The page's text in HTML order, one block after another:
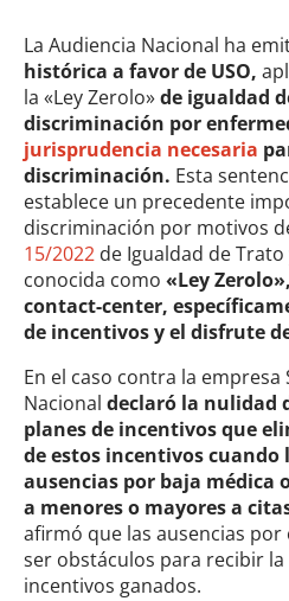
La Audiencia Nacional ha
histórica a favor de USO,
la «Ley Zerolo»de igualdad
discriminación por
jurisprudencia necesaria
discriminación. Esta
establece un precedente
discriminación por motivos
15/2022 de Igualdad de
conocida como «Ley
contact-center,
de incentivos y el disfrute
En el caso contra la empresa
Nacional declaró la nulidad
planes de incentivos que
de estos incentivos cuando
ausencias por baja médica
a menores o mayores a
afirmó que las ausencias
ser obstáculos para recibir
incentivos ganados.